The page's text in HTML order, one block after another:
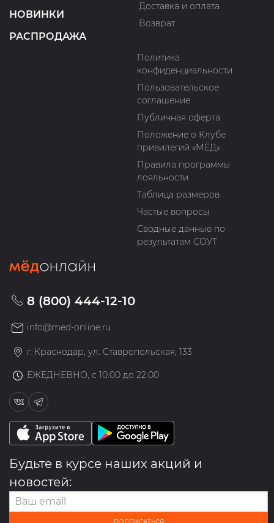
НОВИНКИ
РАСПРОДАЖА
Доставка и оплата
Возврат
Политика
конфиденциальности
Пользовательское
соглашение
Публичная оферта
Положение о Клубе
привилегий «МЁД»
Правила программы
лояльности
Таблица размеров
Частые вопросы
Сводные данные по
результатам СОУТ
8 (800) 444-12-10
info@med-online.ru
г. Краснодар, ул. Ставропольская, 133
ЕЖЕДНЕВНО, с 10:00 до 22:00
Будьте в курсе наших акций и
новостей: